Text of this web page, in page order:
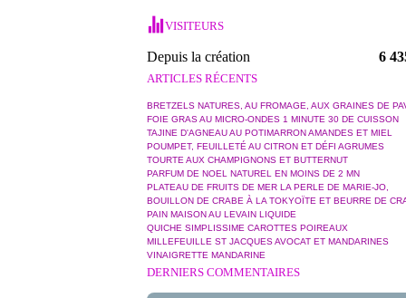
VISITEURS
Depuis la création 6
ARTICLES RÉCENTS
BRETZELS NATURES, AU FROMAGE, AUX GRAINES DE
FOIE GRAS AU MICRO-ONDES 1 MINUTE 30 DE CUISSON
TAJINE D'AGNEAU AU POTIMARRON AMANDES ET MIEL
POUMPET, FEUILLETÉ AU CITRON ET DÉFI AGRUMES
TOURTE AUX CHAMPIGNONS ET BUTTERNUT
PARFUM DE NOEL NATUREL EN MOINS DE 2 MN
PLATEAU DE FRUITS DE MER LA PERLE DE MARIE-JO,
BOUILLON DE CRABE À LA TOKYOÏTE ET BEURRE DE
PAIN MAISON AU LEVAIN LIQUIDE
QUICHE SIMPLISSIME CAROTTES POIREAUX
MILLEFEUILLE ST JACQUES AVOCAT ET MANDARINES
VINAIGRETTE MANDARINE
DERNIERS COMMENTAIRES